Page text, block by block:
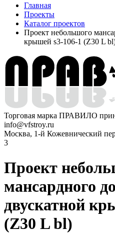
Главная
Проекты
Каталог проектов
Проект небольшого
крышей s3-106-1 (Z30 L
Торговая марка ПРАВИЛО
info@vfstroy.ru
Москва, 1-й Кожевнический
3
Проект
мансардного
двускатной
(Z30 L bl)